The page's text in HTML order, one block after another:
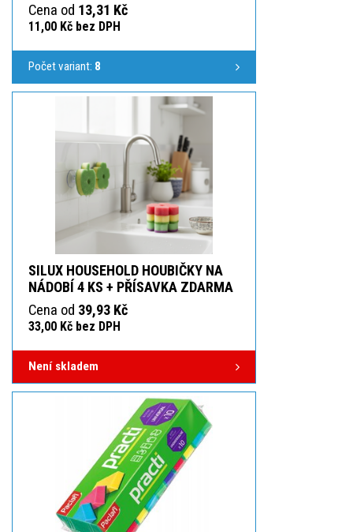
Cena od 13,31 Kč
11,00 Kč bez DPH
Počet variant: 8
SILUX HOUSEHOLD HOUBIČKY NA
NÁDOBÍ 4 KS + PŘÍSAVKA ZDARMA
Cena od 39,93 Kč
33,00 Kč bez DPH
Není skladem